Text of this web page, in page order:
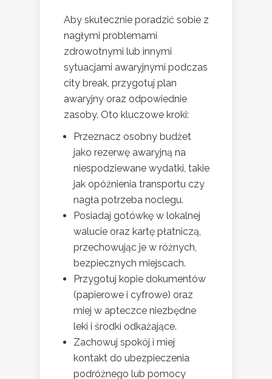
Aby skutecznie poradzić sobie z
nagłymi problemami
zdrowotnymi lub innymi
sytuacjami awaryjnymi podczas
city break, przygotuj plan
awaryjny oraz odpowiednie
zasoby. Oto kluczowe kroki:
Przeznacz osobny budżet
jako rezerwę awaryjną na
niespodziewane wydatki, takie
jak opóźnienia transportu czy
nagła potrzeba noclegu.
Posiadaj gotówkę w lokalnej
walucie oraz kartę płatniczą,
przechowując je w różnych,
bezpiecznych miejscach.
Przygotuj kopie dokumentów
(papierowe i cyfrowe) oraz
miej w apteczce niezbędne
leki i środki odkażające.
Zachowuj spokój i miej
kontakt do ubezpieczenia
podróżnego lub pomocy